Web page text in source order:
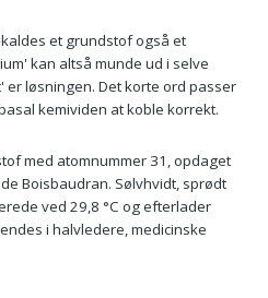
et grundstof også et
kan altså munde ud i selve
løsningen. Det korte ord passer
kemividen at koble korrekt.
med atomnummer 31, opdaget
Boisbaudran. Sølvhvidt, sprødt
ved 29,8 °C og efterlader
i halvledere, medicinske